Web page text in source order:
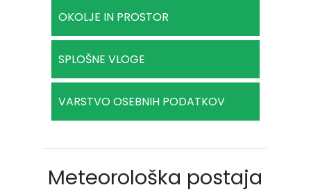
OKOLJE IN PROSTOR
SPLOŠNE VLOGE
VARSTVO OSEBNIH PODATKOV
Meteorološka postaja